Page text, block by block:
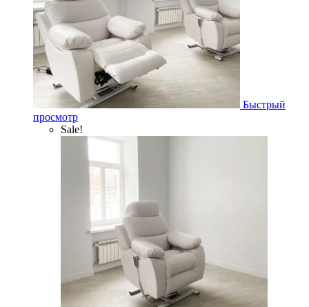
Быстрый
просмотр
Sale!